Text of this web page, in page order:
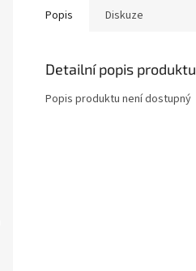
Popis Diskuze
Detailní popis produktu
Popis produktu není dostupný